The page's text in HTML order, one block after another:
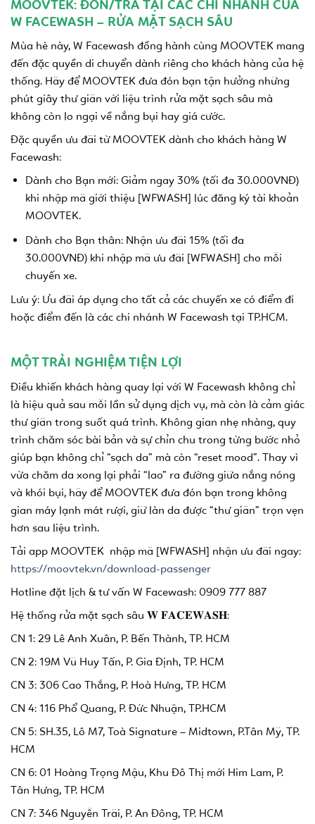
MOOVTEK: ĐÓN/TRẢ TẠI CÁC CHI NHÁNH CỦA
W FACEWASH – RỬA MẶT SẠCH SÂU
Mùa hè này, W Facewash đồng hành cùng MOOVTEK mang
đến đặc quyền di chuyển dành riêng cho khách hàng của hệ
thống. Hãy để MOOVTEK đưa đón bạn tận hưởng những
phút giây thư giãn với liệu trình rửa mặt sạch sâu mà
không còn lo ngại về nắng bụi hay giá cước.
Đặc quyền ưu đãi từ MOOVTEK dành cho khách hàng W
Facewash:
Dành cho Bạn mới: Giảm ngay 30% (tối đa 30.000VNĐ)
khi nhập mã giới thiệu [WFWASH] lúc đăng ký tài khoản
MOOVTEK.
Dành cho Bạn thân: Nhận ưu đãi 15% (tối đa
30.000VNĐ) khi nhập mã ưu đãi [WFWASH] cho mỗi
chuyến xe.
Lưu ý: Ưu đãi áp dụng cho tất cả các chuyến xe có điểm đi
hoặc điểm đến là các chi nhánh W Facewash tại TP.HCM.
MỘT TRẢI NGHIỆM TIỆN LỢI
Điều khiến khách hàng quay lại với W Facewash không chỉ
là hiệu quả sau mỗi lần sử dụng dịch vụ, mà còn là cảm giác
thư giãn trong suốt quá trình. Không gian nhẹ nhàng, quy
trình chăm sóc bài bản và sự chỉn chu trong từng bước nhỏ
giúp bạn không chỉ “sạch da” mà còn “reset mood”. Thay vì
vừa chăm da xong lại phải “lao” ra đường giữa nắng nóng
và khói bụi, hãy để MOOVTEK đưa đón bạn trong không
gian máy lạnh mát rượi, giữ làn da được “thư giãn” trọn vẹn
hơn sau liệu trình.
Tải app MOOVTEK nhập mã [WFWASH] nhận ưu đãi ngay:
https://moovtek.vn/download-passenger
Hotline đặt lịch & tư vấn W Facewash: 0909 777 887
Hệ thống rửa mặt sạch sâu 𝐖 𝐅𝐀𝐂𝐄𝐖𝐀𝐒𝐇:
CN 1: 29 Lê Anh Xuân, P. Bến Thành, TP. HCM
CN 2: 19M Vũ Huy Tấn, P. Gia Định, TP. HCM
CN 3: 306 Cao Thắng, P. Hoà Hưng, TP. HCM
CN 4: 116 Phổ Quang, P. Đức Nhuận, TP.HCM
CN 5: SH.35, Lô M7, Toà Signature – Midtown, P.Tân Mỹ, TP.
HCM
CN 6: 01 Hoàng Trọng Mậu, Khu Đô Thị mới Him Lam, P.
Tân Hưng, TP. HCM
CN 7: 346 Nguyễn Trãi, P. An Đông, TP. HCM